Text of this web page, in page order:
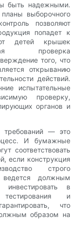
быть надежными.
планы выборочного
позволяют
попадет к
детей крышек
проверка
того, что
открыванию
действий.
испытательные
проверку,
органов и
требований — это
И бумажные
соответствовать
если конструкция
строго
ведется должным
инвестировать в
и
что
образом на